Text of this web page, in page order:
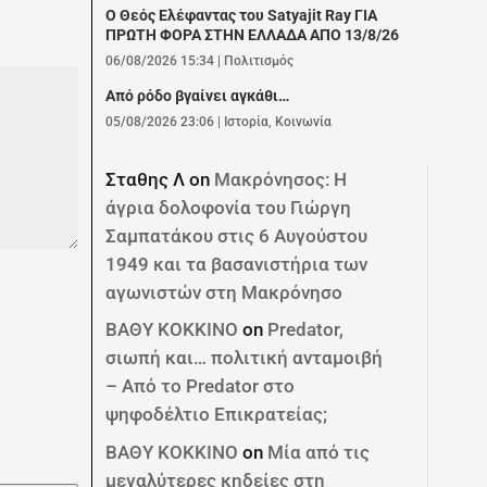
Ο Θεός Ελέφαντας του Satyajit Ray ΓΙΑ
ΠΡΩΤΗ ΦΟΡΑ ΣΤΗΝ ΕΛΛΑΔΑ ΑΠΟ 13/8/26
06/08/2026 15:34 Πολιτισμός
Από ρόδο βγαίνει αγκάθι…
05/08/2026 23:06 | Ιστορία Κοινωνία
Σταθης Λ on Μακρόνησος: Η
άγρια δολοφονία του Γιώργη
Σαμπατάκου στις 6 Αυγούστου
1949 και τα βασανιστήρια των
αγωνιστών στη Μακρόνησο
ΒΑΘΥ ΚΟΚΚΙΝΟ on Predator,
σιωπή και… πολιτική ανταμοιβή
– Από το Predator στο
ψηφοδέλτιο Επικρατείας;
ΒΑΘΥ ΚΟΚΚΙΝΟ on Μία από τις
μεγαλύτερες κηδείες στη